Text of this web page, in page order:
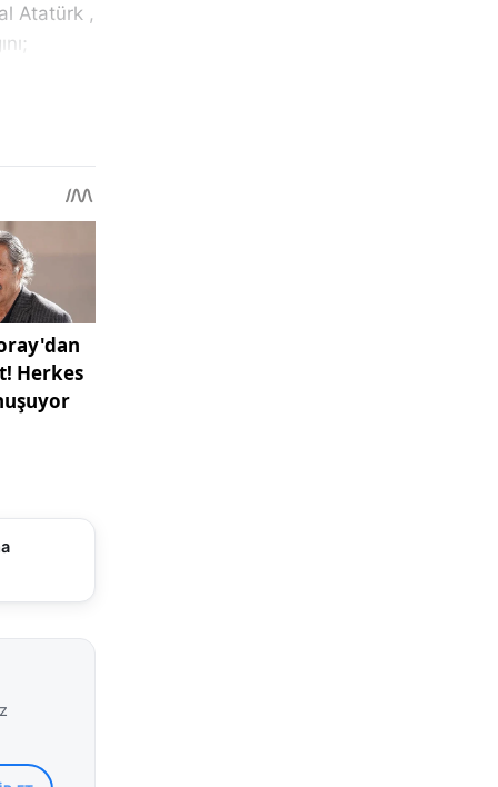
Atatürk ,
duruşu,